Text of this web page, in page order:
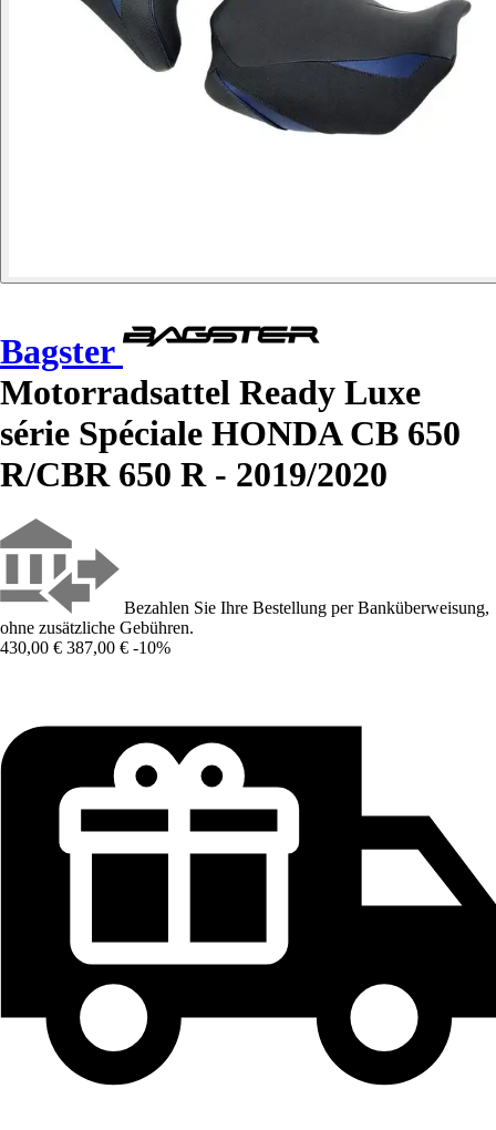
Bagster
Motorradsattel Ready Luxe
série Spéciale HONDA CB 650
R/CBR 650 R - 2019/2020
Bezahlen Sie Ihre Bestellung per Banküberweisung,
ohne zusätzliche Gebühren.
430,00 € 387,00 € -10%